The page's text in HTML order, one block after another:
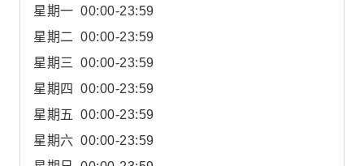
星期一 00:00-23:59
星期二 00:00-23:59
星期三
00:00-23:59
星期四
00:00-23:59
星期五
00:00-23:59
星期六 00:00-23:59